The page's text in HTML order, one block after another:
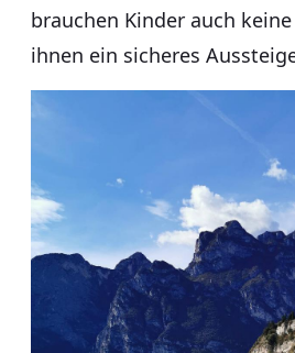
brauchen Kinder auch
ihnen ein sicheres